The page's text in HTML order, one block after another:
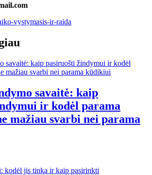
vystymasis-ir-raida
savaitė: kaip
ir kodėl parama
mažiau svarbi nei parama